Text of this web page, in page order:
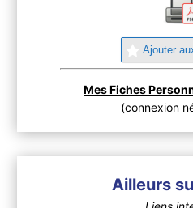
Ajouter
Mes Fiches
(connexion
Ailleurs